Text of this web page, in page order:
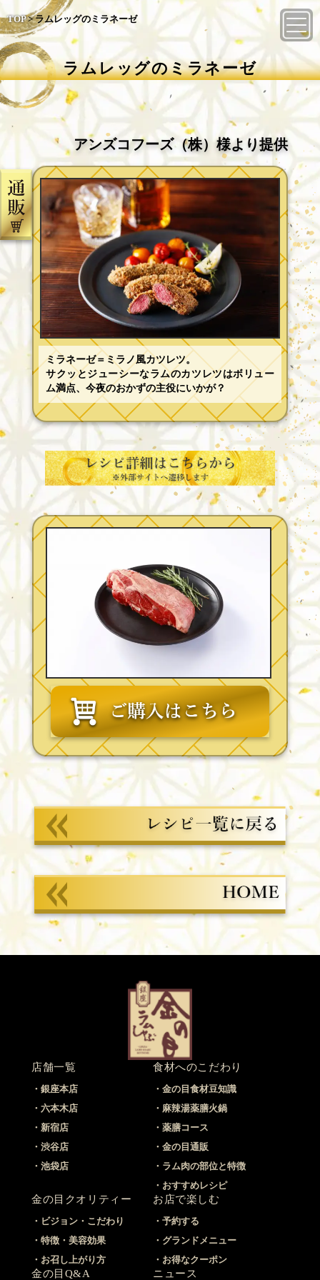
TOP>ラムレッグのミラネーゼ
ラムレッグのミラネーゼ
アンズコフーズ（株）様より提供
ミラネーゼ＝ミラノ風カツレツ。
サクッとジューシーなラムのカツレツはボリュー
ム満点、今夜のおかずの主役にいかが？
店舗一覧
銀座本店
六本木店
新宿店
渋谷店
池袋店
食材へのこだわり
金の目食材豆知識
麻辣湯薬膳火鍋
薬膳コース
金の目通販
ラム肉の部位と特徴
おすすめレシピ
金の目クオリティー
ビジョン・こだわり
特徴・美容効果
お召し上がり方
お店で楽しむ
予約する
グランドメニュー
お得なクーポン
金の目Q&A ニュース